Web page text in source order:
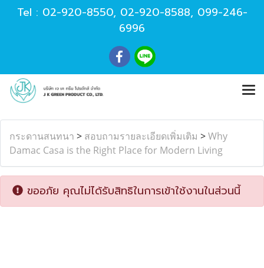
Tel : 02-920-8550, 02-920-8588, 099-246-
6996
กระดานสนทนา > สอบถามรายละเอียดเพิ่มเติม >Why
Damac Casa is the Right Place for Modern Living
ขออภัย คุณไม่ได้รับสิทธิในการเข้าใช้งานในส่วนนี้